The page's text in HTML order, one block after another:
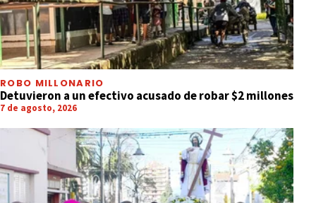
ROBO MILLONARIO
Detuvieron a un efectivo acusado de robar $2 millones
7 de agosto, 2026